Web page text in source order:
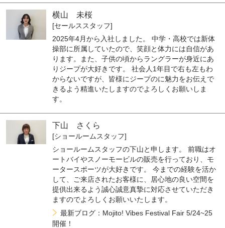
横山 未桜
[セールススタッフ]
2025年4月から入社しました。 中学・高校では新体
操部に所属していたので、笑顔と体力には自信があ
ります。また、子供の頃からラングラーが身近にあ
りジープが大好きです。 社会人1年目で右も左もわ
からないですが、皆様にジープのに魅力をお伝えで
きるよう精進いたしますのでよろしくお願いしま
す。
下山 さくら
[ショールームスタッフ]
ショールームスタッフの下山と申します。 前職はオ
ートバイやスノーモービルの販売を行っており、モ
ータースポーツが大好きです。 今までの経験を活か
して、ご来店されたお客様に、居心地の良い空間を
提供出来るよう誠心誠意真摯に対応させていただき
ますのでよろしくお願いいたします。
最新ブログ：Mojito! Vibes Festival Fair 5/24~25​​
開催！